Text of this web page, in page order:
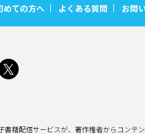
めての方へ よくある質問 お問
籍配信サービスが、著作権者からコンテ